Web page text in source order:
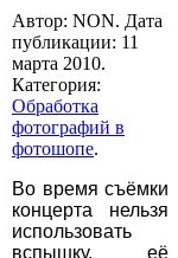
Автор: NON. Дата
публикации: 11
марта 2010.
Категория:
Обработка
фотографий в
фотошопе.
Во время съёмки
концерта нельзя
использовать
вспышку, её